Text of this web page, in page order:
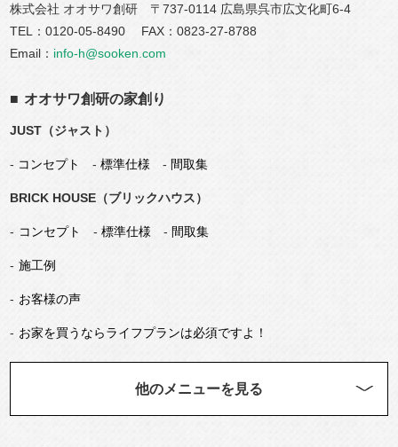
株式会社 オオサワ創研 〒737-0114 広島県呉市広文化町6-4
TEL：0120-05-8490 FAX：0823-27-8788
Email： info-h@sooken.com
オオサワ創研の家創り
JUST（ジャスト）
- コンセプト - 標準仕様 - 間取集
BRICK HOUSE（ブリックハウス）
コンセプト - 標準仕様 - 間取集
施工例
お客様の声
お家を買うならライフプランは必須ですよ！
他のメニューを見る